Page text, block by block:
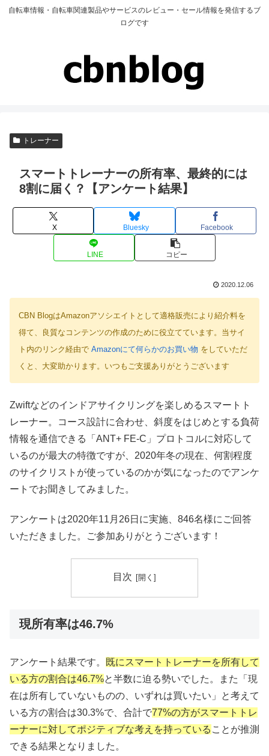
自転車情報・自転車関連製品やサービスのレビュー・セール情報を発信するブ
ログです
トレーナー
スマートトレーナーの所有率、最終的には
8割に届く？【アンケート結果】
X Bluesky Facebook
LINE コピー
2020.12.06
CBN BlogはAmazonアソシエイトとして適格販売により紹介料を
得て、良質なコンテンツの作成のために役立てています。当サイ
ト内のリンク経由で Amazonにて何らかのお買い物 をしていただ
くと、大変助かります。いつもご支援ありがとうございます
Zwiftなどのインドアサイクリングを楽しめるスマートト
レーナー。コース設計に合わせ、斜度をはじめとする負荷
情報を通信できる「ANT+ FE-C」プロトコルに対応して
いるのが最大の特徴ですが、2020年冬の現在、何割程度
のサイクリストが使っているのかが気になったのでアンケ
ートでお聞きしてみました。
アンケートは2020年11月26日に実施、846名様にご回答
いただきました。ご参加ありがとうございます！
目次
現所有率は46.7%
アンケート結果です。
既にスマートトレーナーを所有して
いる方の割合は46.7%と半数に迫る勢いでした。また「現
在は所有していないものの、いずれは買いたい」と考えて
いる方の割合は30.3%で、合計で77%の方がスマートトレ
ーナーに対してポジティブな考えを持っている ことが推測
できる結果となりました。